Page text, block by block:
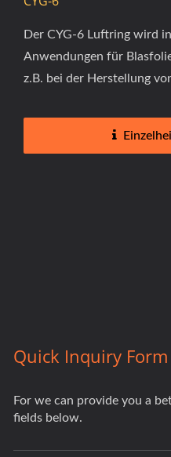
Der CYG-6 Luftring wird
Anwendungen für
z.B. bei der Herstellung